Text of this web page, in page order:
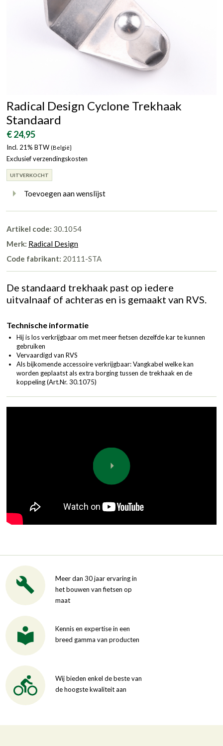
Radical Design Cyclone Trekhaak
Standaard
€ 24,95
Incl. 21% BTW (België}
Exclusief verzendingskosten
UITVERKOCHT
Toevoegen aan wenslijst
Artikel code: 30.1054
Merk: Radical Design
Code fabrikant: 20111-STA
De standaard trekhaak past op iedere
uitvalnaaf of achteras en is gemaakt van RVS.
Technische informatie
Hij is los verkrijgbaar om met meer fietsen dezelfde kar te kunnen
gebruiken
Vervaardigd van RVS
Als bijkomende accessoire verkrijgbaar: Vangkabel welke kan
worden geplaatst als extra borging tussen de trekhaak en de
koppeling (Art.Nr. 30.1075)
Meer dan 30 jaar ervaring in
het bouwen van fietsen op
maat
Kennis en expertise in een
breed gamma van producten
Wij bieden enkel de beste van
de hoogste kwaliteit aan